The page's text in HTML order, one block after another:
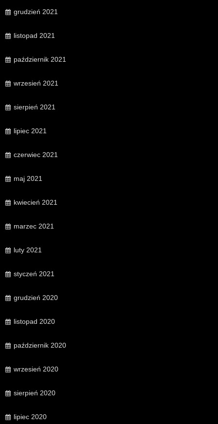
grudzień 2021
listopad 2021
październik 2021
wrzesień 2021
sierpień 2021
lipiec 2021
czerwiec 2021
maj 2021
kwiecień 2021
marzec 2021
luty 2021
styczeń 2021
grudzień 2020
listopad 2020
październik 2020
wrzesień 2020
sierpień 2020
lipiec 2020